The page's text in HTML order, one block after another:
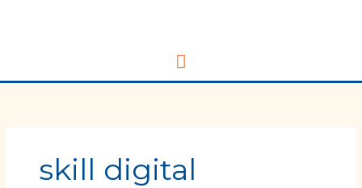
Menu
skill digital